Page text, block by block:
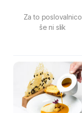
Za to poslovalnico
še ni slik